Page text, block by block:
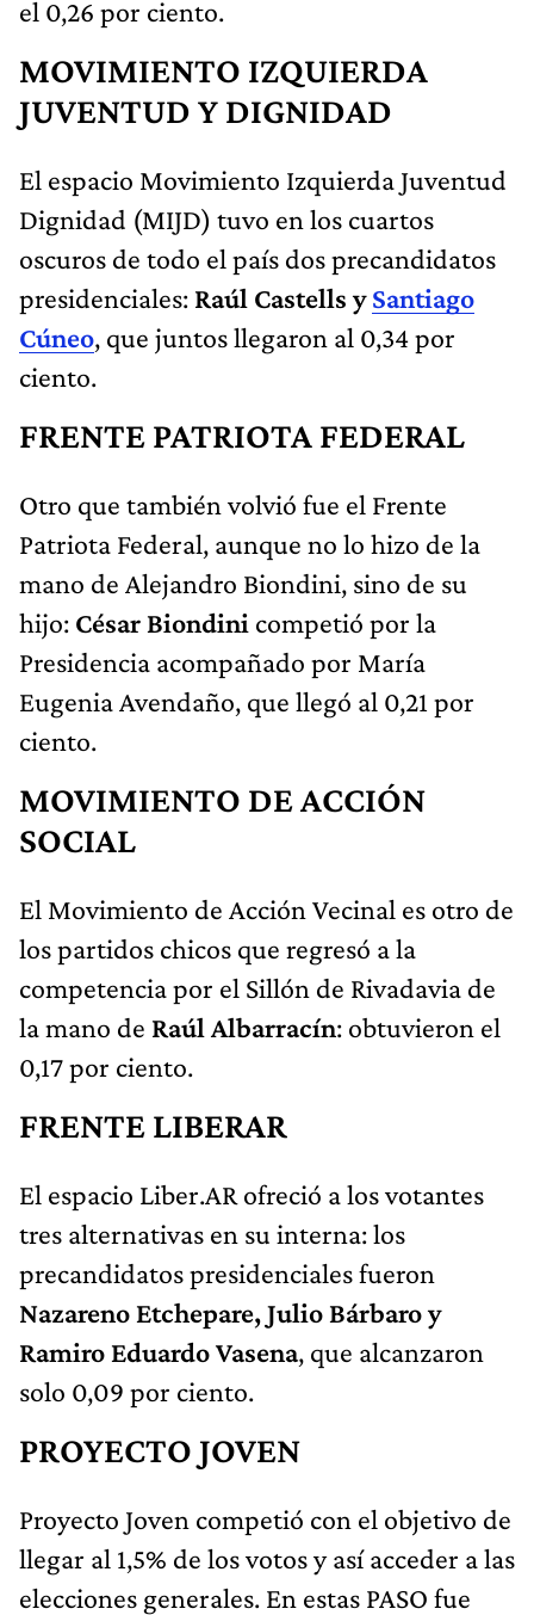
el 0,26 por ciento.
MOVIMIENTO IZQUIERDA
JUVENTUD Y DIGNIDAD
El espacio Movimiento Izquierda Juventud
Dignidad (MIJD) tuvo en los cuartos
oscuros de todo el país dos precandidatos
presidenciales: Raúl Castells ySantiago
Cúneo, que juntos llegaron al 0,34 por
ciento.
FRENTE PATRIOTA FEDERAL
Otro que también volvió fue el Frente
Patriota Federal, aunque no lo hizo de la
mano de Alejandro Biondini, sino de su
hijo: César Biondini competió por la
Presidencia acompañado por María
Eugenia Avendaño, que llegó al 0,21 por
ciento.
MOVIMIENTO DE ACCIÓN
SOCIAL
El Movimiento de Acción Vecinal es otro de
los partidos chicos que regresó a la
competencia por el Sillón de Rivadavia de
la mano de Raúl Albarracín: obtuvieron el
0,17 por ciento.
FRENTE LIBERAR
El espacio Liber.AR ofreció a los votantes
tres alternativas en su interna: los
precandidatos presidenciales fueron
Nazareno Etchepare, Julio Bárbaro y
Ramiro Eduardo Vasena, que alcanzaron
solo 0,09 por ciento.
PROYECTO JOVEN
Proyecto Joven competió con el objetivo de
llegar al 1,5% de los votos y así acceder a las
elecciones generales. En estas PASO fue